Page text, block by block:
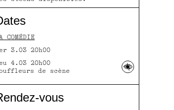
COMÉDIE
3.03 20h00
4.03 20h00
de scène
vous